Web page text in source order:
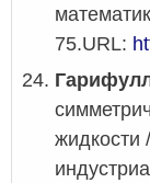
75.URL:
жидкости